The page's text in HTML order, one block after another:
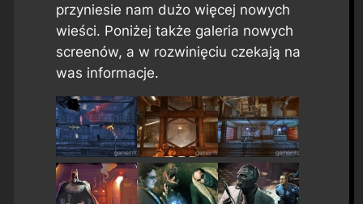
przyniesie nam dużo więcej nowych
wieści. Poniżej także galeria nowych
screenów, a w rozwinięciu czekają na
was informacje.